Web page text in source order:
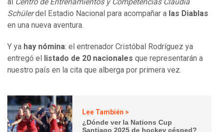
al Centro de Entrenamientos y Competencias Claudia
Schülerdel Estadio Nacional para acompañar a las Diablas
en una nueva aventura.
Y ya hay nómina: el entrenador Cristóbal Rodríguez ya
entregó el
listado de 20 nacionales que representarán a
nuestro país en la cita que alberga por primera vez.
Lee También >
¿Dónde ver la Nations Cup
Santiago 2025 de hockey césped?